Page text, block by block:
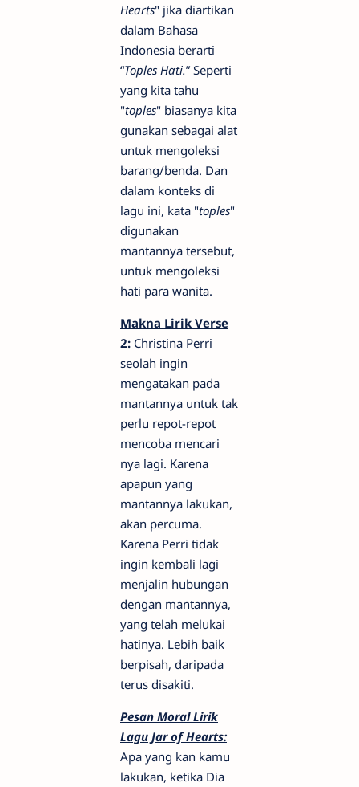
Hearts" jika diartikan
dalam Bahasa
Indonesia berarti
“Toples Hati.” Seperti
yang kita tahu
"toples" biasanya kita
gunakan sebagai alat
untuk mengoleksi
barang/benda. Dan
dalam konteks di
lagu ini, kata "toples"
digunakan
mantannya tersebut,
untuk mengoleksi
hati para wanita.
Makna Lirik Verse
2: Christina Perri
seolah ingin
mengatakan pada
mantannya untuk tak
perlu repot-repot
mencoba mencari
nya lagi. Karena
apapun yang
mantannya lakukan,
akan percuma.
Karena Perri tidak
ingin kembali lagi
menjalin hubungan
dengan mantannya,
yang telah melukai
hatinya. Lebih baik
berpisah, daripada
terus disakiti.
Pesan Moral Lirik
Lagu Jar of Hearts:
Apa yang kan kamu
lakukan, ketika Dia